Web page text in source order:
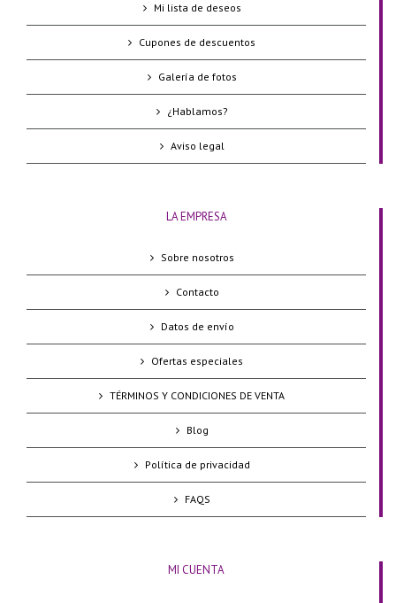
Mi lista de deseos
Cupones de descuentos
Galería de fotos
¿Hablamos?
Aviso legal
LA EMPRESA
Sobre nosotros
Contacto
Datos de envío
Ofertas especiales
TÉRMINOS Y CONDICIONES DE VENTA
Blog
Política de privacidad
FAQS
MI CUENTA